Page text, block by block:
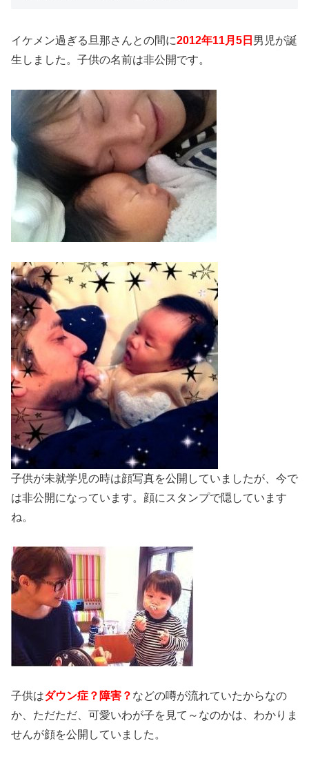
イケメン過ぎる旦那さんとの間に2012年11月5日 男児が誕
生しました。子供の名前は非公開です。
子供が未就学児の時は顔写真を公開していましたが、今で
は非公開になっています。顔にスタンプで隠しています
ね。
子供はダウン症？障害？ などの噂が流れていたからなの
か、ただただ、可愛いわが子を見て～なのかは、わかりま
せんが顔を公開していました。